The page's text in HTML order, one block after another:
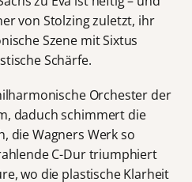
von Stolzing zuletzt, ihr
Szene mit Sixtus
Schärfe.
Orchester der
daduch schimmert die
die Wagners Werk so
C-Dur triumphiert
wo die plastische Klarheit